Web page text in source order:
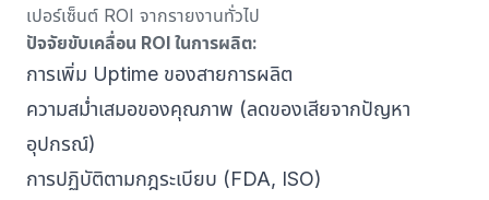
เปอร์เซ็นต์ ROI จากรายงานทั่วไป
ปัจจัยขับเคลื่อน ROI ในการผลิต:
การเพิ่ม Uptime ของสายการผลิต
ความสม่ำเสมอของคุณภาพ (ลดของเสียจากปัญหา
อุปกรณ์)
การปฏิบัติตามกฎระเบียบ (FDA, ISO)